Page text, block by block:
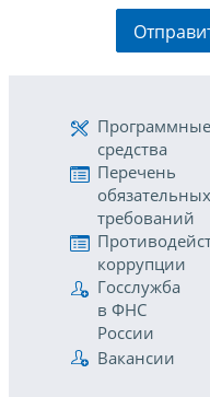
Программные
средства
Перечень
обязательных
требований
коррупции
Госслужба
в ФНС
России
Вакансии